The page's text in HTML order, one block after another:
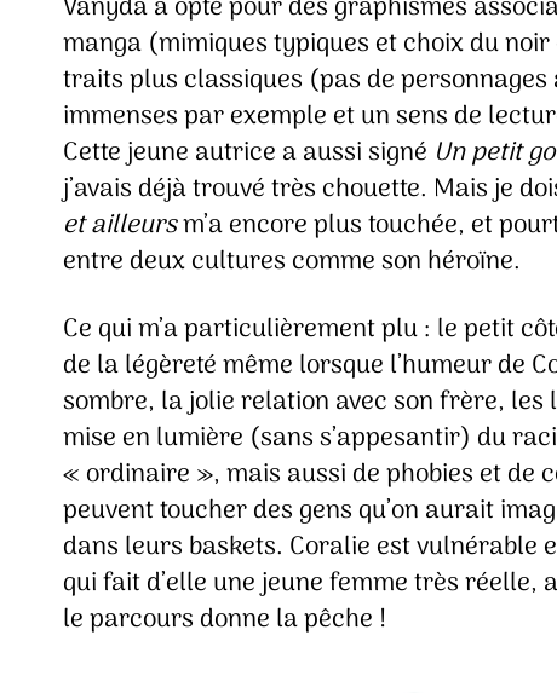
manga (mimiques typiques et choix du
traits plus classiques (pas de personnages
immenses par exemple et un sens de
Cette jeune autrice a aussi signé Un petit
j’avais déjà trouvé très chouette. Mais je
et ailleursm’a encore plus touchée, et
entre deux cultures comme son héroïne.
Ce qui m’a particulièrement plu : le petit
de la légèreté même lorsque l’humeur de
sombre, la jolie relation avec son frère, les
mise en lumière (sans s’appesantir) du
« ordinaire », mais aussi de phobies et de
peuvent toucher des gens qu’on aurait
dans leurs baskets. Coralie est vulnérable
qui fait d’elle une jeune femme très réelle,
le parcours donne la pêche !